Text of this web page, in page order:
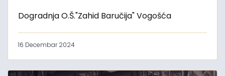
Dogradnja O.Š."Zahid Baručija" Vogošća
16 Decembar 2024